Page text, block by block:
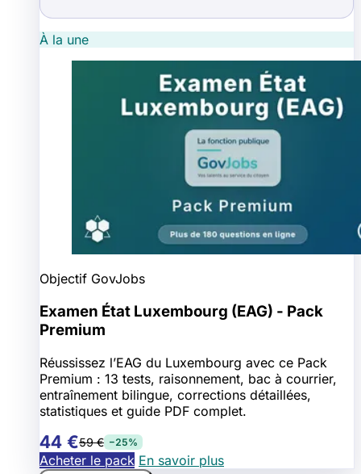
À la une
Objectif GovJobs
Examen État Luxembourg (EAG) - Pack
Premium
Réussissez l’EAG du Luxembourg avec ce Pack
Premium : 13 tests, raisonnement, bac à courrier,
entraînement bilingue, corrections détaillées,
statistiques et guide PDF complet.
44 €59 € −25%
Acheter le pack En savoir plus